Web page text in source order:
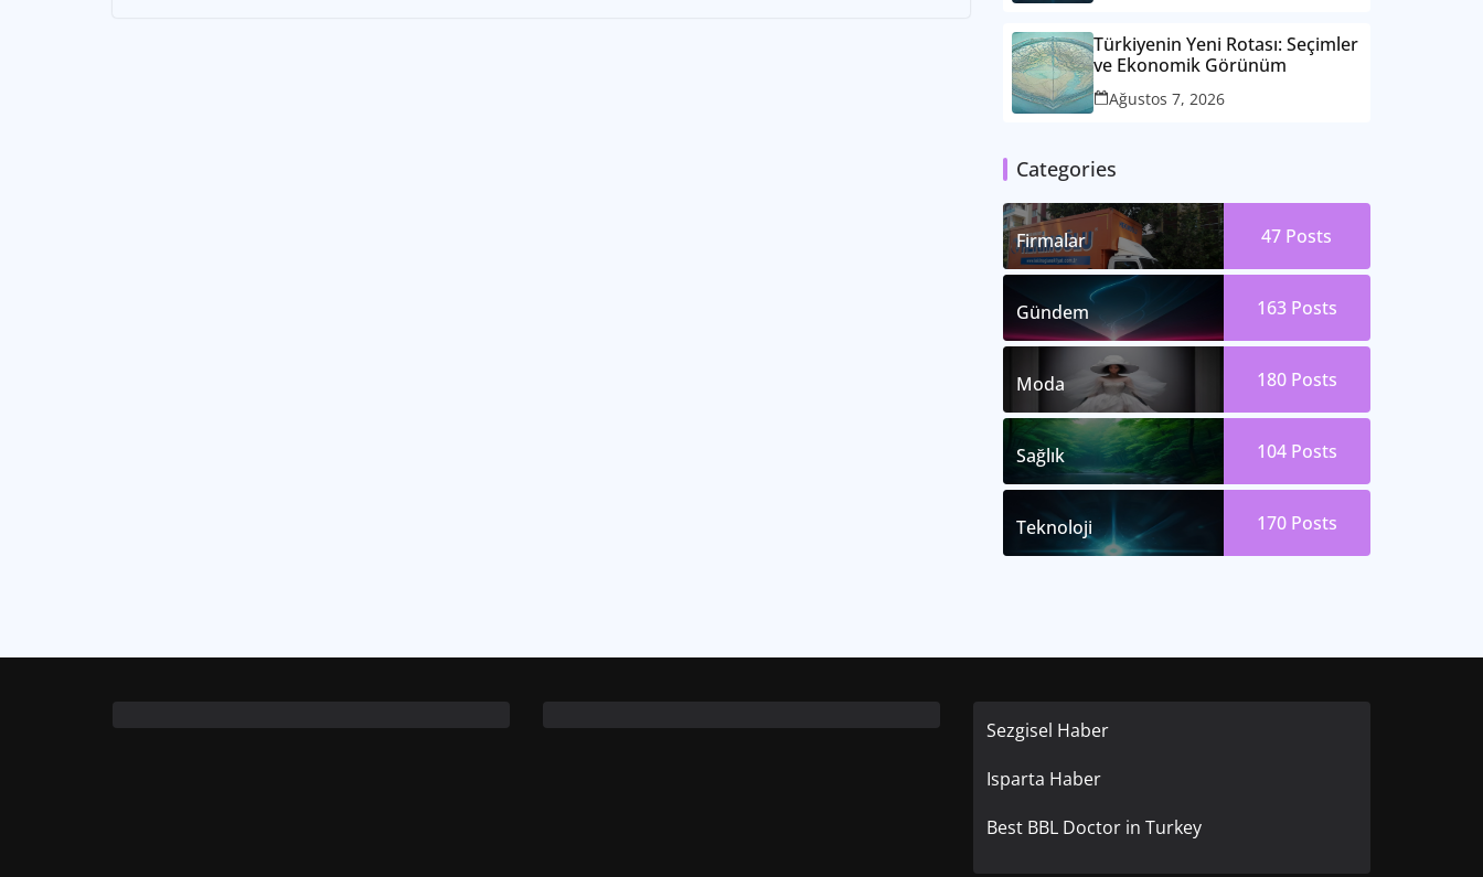
Türkiyenin Yeni Rotası: Seçimler
ve Ekonomik Görünüm
Ağustos 7, 2026
Categories
Firmalar 47 Posts
Gündem 163 Posts
Moda 180 Posts
Sağlık 104 Posts
Teknoloji 170 Posts
Sezgisel Haber
Isparta Haber
Best BBL Doctor in Turkey